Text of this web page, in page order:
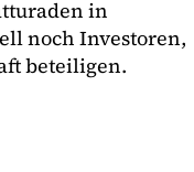
in
noch Investoren,
beteiligen.